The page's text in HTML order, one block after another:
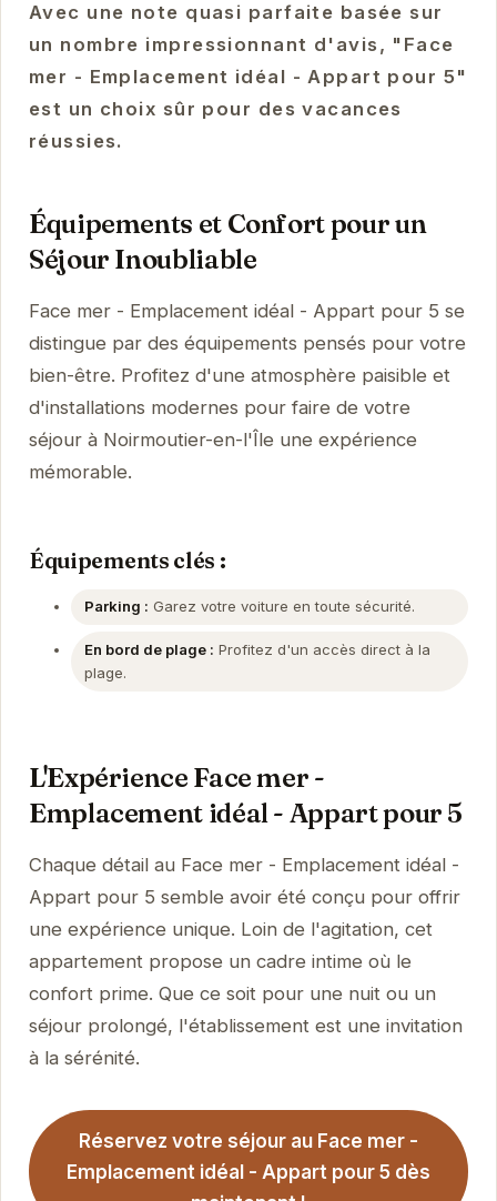
Avec une note quasi parfaite basée sur
un nombre impressionnant d'avis, "Face
mer - Emplacement idéal - Appart pour 5"
est un choix sûr pour des vacances
réussies.
Équipements et Confort pour un
Séjour Inoubliable
Face mer - Emplacement idéal - Appart pour 5 se
distingue par des équipements pensés pour votre
bien-être. Profitez d'une atmosphère paisible et
d'installations modernes pour faire de votre
séjour à Noirmoutier-en-l'Île une expérience
mémorable.
Équipements clés :
Parking : Garez votre voiture en toute sécurité.
En bord de plage : Profitez d'un accès direct à la
plage.
L'Expérience Face mer -
Emplacement idéal - Appart pour 5
Chaque détail au Face mer - Emplacement idéal -
Appart pour 5 semble avoir été conçu pour offrir
une expérience unique. Loin de l'agitation, cet
appartement propose un cadre intime où le
confort prime. Que ce soit pour une nuit ou un
séjour prolongé, l'établissement est une invitation
à la sérénité.
Réservez votre séjour au Face mer -
Emplacement idéal - Appart pour 5 dès